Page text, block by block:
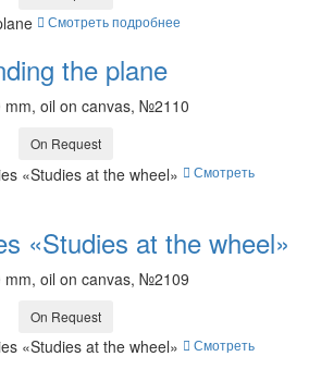
Смотреть подробнее
the plane
mm, oil on canvas, №2110
On Request
Смотреть
«Studies at the wheel»
mm, oil on canvas, №2109
On Request
Смотреть